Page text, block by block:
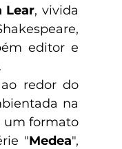
Lear, vivida
editor e
redor do
na
um formato
"Medea",